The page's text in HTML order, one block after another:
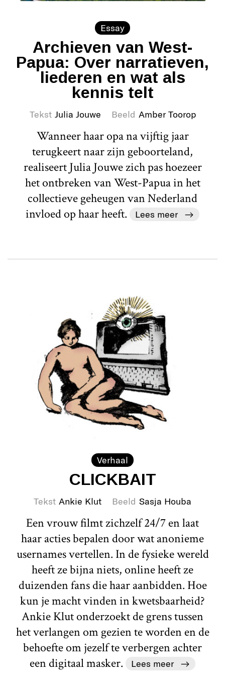
Essay
Archieven van West-
Papua: Over narratieven,
liederen en wat als
kennis telt
Tekst Julia Jouwe Beeld Amber Toorop
Wanneer haar opa na vijftig jaar
terugkeert naar zijn geboorteland,
realiseert Julia Jouwe zich pas hoezeer
het ontbreken van West-Papua in het
collectieve geheugen van Nederland
invloed op haar heeft.
Lees meer
Verhaal
CLICKBAIT
Tekst Ankie Klut Beeld Sasja Houba
Een vrouw filmt zichzelf 24/7 en laat
haar acties bepalen door wat anonieme
usernames vertellen. In de fysieke wereld
heeft ze bijna niets, online heeft ze
duizenden fans die haar aanbidden. Hoe
kun je macht vinden in kwetsbaarheid?
Ankie Klut onderzoekt de grens tussen
het verlangen om gezien te worden en de
behoefte om jezelf te verbergen achter
een digitaal masker.
Lees meer